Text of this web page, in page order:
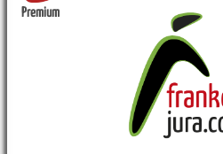
Premium